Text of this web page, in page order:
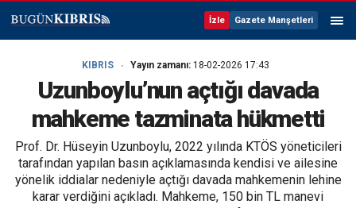
İzle Gazete Manşetleri
KIBRIS Yayın zamanı: 18-02-2026 17:43
Uzunboylu’nun açtığı davada
mahkeme tazminata hükmetti
Prof. Dr. Hüseyin Uzunboylu, 2022 yılında KTÖS yöneticileri
tarafından yapılan basın açıklamasında kendisi ve ailesine
yönelik iddialar nedeniyle açtığı davada mahkemenin lehine
karar verdiğini açıkladı. Mahkeme, 150 bin TL manevi